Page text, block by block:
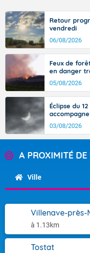
Retour
vendredi
06/08/2026
Feux de
en danger
05/08/2026
Éclipse du
03/08/2026
A PROXIMITÉ
Ville
Villenave-près-
à 1.13km
Tostat